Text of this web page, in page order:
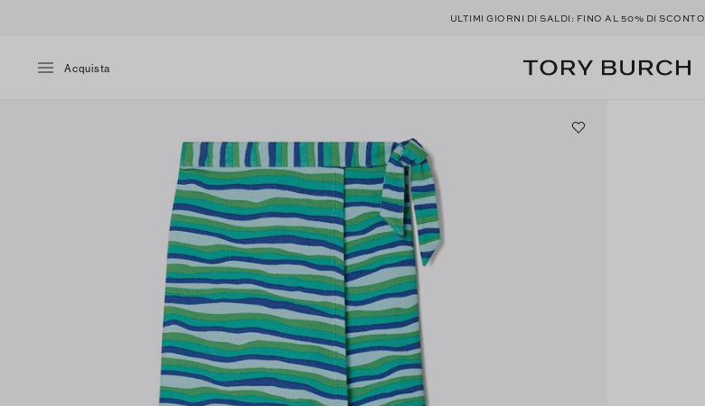
ULTIMI GIORNI DI SALDI: FINO AL 50% DI SCONTO
Acquista